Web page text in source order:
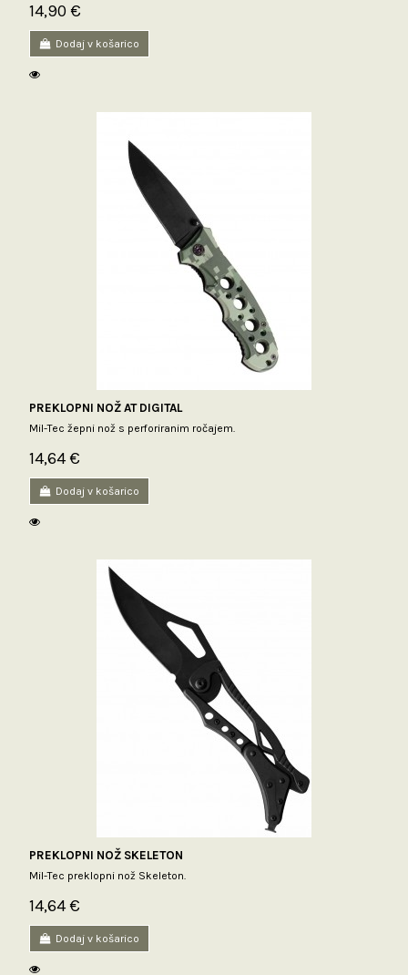
14,90 €
Dodaj v košarico
PREKLOPNI NOŽ AT DIGITAL
Mil-Tec žepni nož s perforiranim ročajem.
14,64 €
Dodaj v košarico
PREKLOPNI NOŽ SKELETON
Mil-Tec preklopni nož Skeleton.
14,64 €
Dodaj v košarico